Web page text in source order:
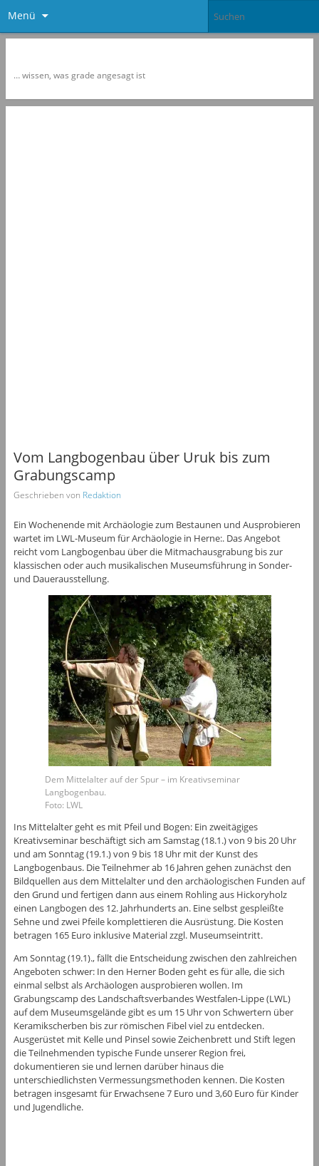
Menü
… wissen, was grade angesagt ist
Vom Langbogenbau über Uruk bis zum
Grabungscamp
Geschrieben von Redaktion
Ein Wochenende mit Archäologie zum Bestaunen und Ausprobieren
wartet im LWL-Museum für Archäologie in Herne:. Das Angebot
reicht vom Langbogenbau über die Mitmachausgrabung bis zur
klassischen oder auch musikalischen Museumsführung in Sonder-
und Dauerausstellung.
Dem Mittelalter auf der Spur – im Kreativseminar
Langbogenbau.
Foto: LWL
Ins Mittelalter geht es mit Pfeil und Bogen: Ein zweitägiges
Kreativseminar beschäftigt sich am Samstag (18.1.) von 9 bis 20 Uhr
und am Sonntag (19.1.) von 9 bis 18 Uhr mit der Kunst des
Langbogenbaus. Die Teilnehmer ab 16 Jahren gehen zunächst den
Bildquellen aus dem Mittelalter und den archäologischen Funden auf
den Grund und fertigen dann aus einem Rohling aus Hickoryholz
einen Langbogen des 12. Jahrhunderts an. Eine selbst gespleißte
Sehne und zwei Pfeile komplettieren die Ausrüstung. Die Kosten
betragen 165 Euro inklusive Material zzgl. Museumseintritt.
Am Sonntag (19.1)., fällt die Entscheidung zwischen den zahlreichen
Angeboten schwer: In den Herner Boden geht es für alle, die sich
einmal selbst als Archäologen ausprobieren wollen. Im
Grabungscamp des Landschaftsverbandes Westfalen-Lippe (LWL)
auf dem Museumsgelände gibt es um 15 Uhr von Schwertern über
Keramikscherben bis zur römischen Fibel viel zu entdecken.
Ausgerüstet mit Kelle und Pinsel sowie Zeichenbrett und Stift legen
die Teilnehmenden typische Funde unserer Region frei,
dokumentieren sie und lernen darüber hinaus die
unterschiedlichsten Vermessungsmethoden kennen. Die Kosten
betragen insgesamt für Erwachsene 7 Euro und 3,60 Euro für Kinder
und Jugendliche.